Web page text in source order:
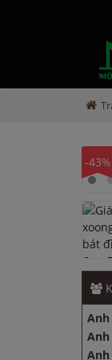
-43%
Anh
Anh
Chị
Anh
Anh